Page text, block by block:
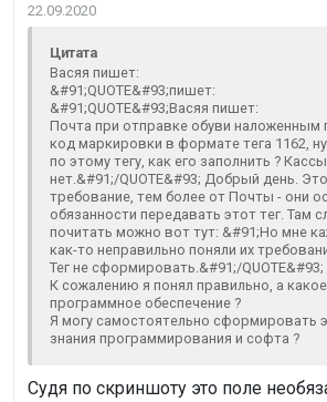
22.09.2020
Цитата
Васяя пишет:
&#91;QUOTE&#93;пишет:
&#91;QUOTE&#93;Васяя пишет:
Почта при отправке обуви наложенным
код маркировки в формате тега 1162,
по этому тегу, как его заполнить ? Кассы
нет.&#91;/QUOTE&#93; Добрый день.
требование, тем более от Почты - они
обязанности передавать этот тег. Там
почитать можно вот тут: &#91;Но мне
как-то неправильно поняли их
Тег не сформировать.&#91;/QUOTE&#93;
К сожалению я понял правильно, а
программное обеспечение ?
Я могу самостоятельно сформировать
знания программирования и софта ?
Судя по скриншоту это поле